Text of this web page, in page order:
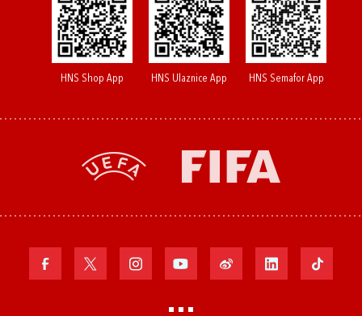
HNS Shop App HNS Ulaznice App HNS Semafor App